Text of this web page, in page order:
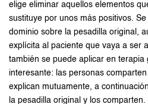
elige eliminar aquellos elementos
sustituye por unos más positivos.
dominio sobre la pesadilla original,
explícita al paciente que vaya a ser
también se puede aplicar en terapia
interesante: las personas
explican mutuamente, a
la pesadilla original y los comparten.